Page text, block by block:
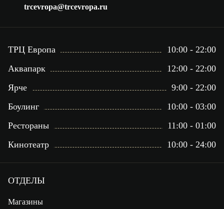
trcevropa@trcevropa.ru
ТРЦ Европа
10:00 - 22:00
Аквапарк
12:00 - 22:00
Ярче
9:00 - 22:00
Боулинг
10:00 - 03:00
Рестораны
11:00 - 01:00
Кинотеатр
10:00 - 24:00
ОТДЕЛЫ
Магазины